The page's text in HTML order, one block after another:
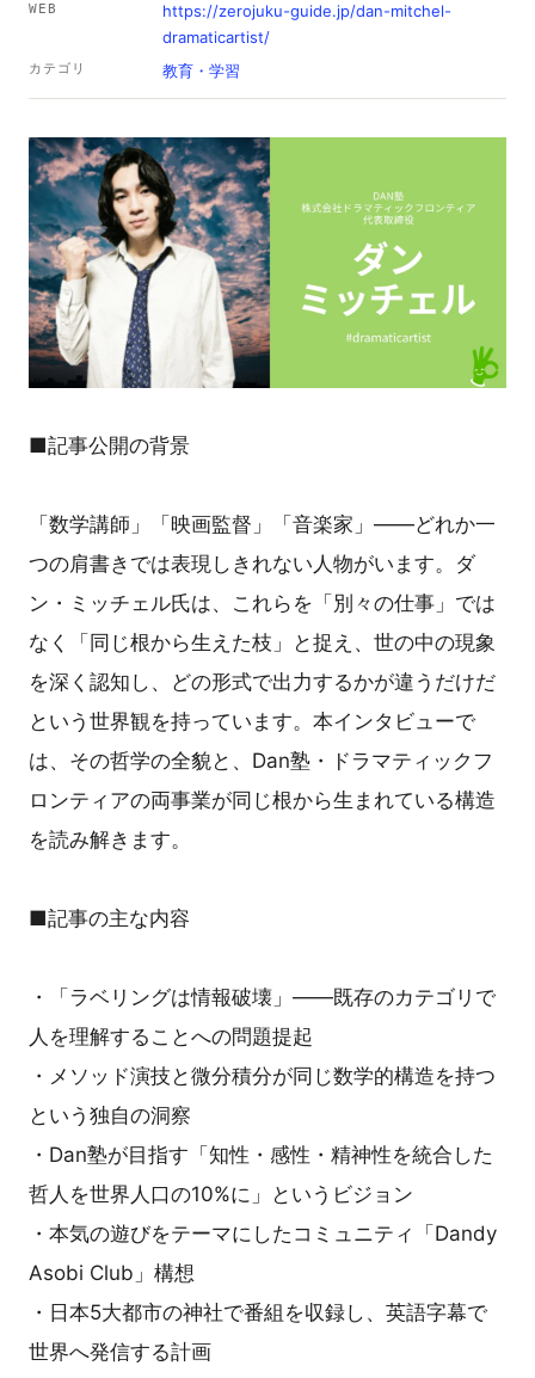
WEB
https://zerojuku-guide.jp/dan-mitchel-
dramaticartist/
カテゴリ 教育・学習
■記事公開の背景
「数学講師」「映画監督」「音楽家」――どれか一
つの肩書きでは表現しきれない人物がいます。ダ
ン・ミッチェル氏は、これらを「別々の仕事」では
なく「同じ根から生えた枝」と捉え、世の中の現象
を深く認知し、どの形式で出力するかが違うだけだ
という世界観を持っています。本インタビューで
は、その哲学の全貌と、Dan塾・ドラマティックフ
ロンティアの両事業が同じ根から生まれている構造
を読み解きます。
■記事の主な内容
・「ラベリングは情報破壊」――既存のカテゴリで
人を理解することへの問題提起
・メソッド演技と微分積分が同じ数学的構造を持つ
という独自の洞察
・Dan塾が目指す「知性・感性・精神性を統合した
哲人を世界人口の10%に」というビジョン
・本気の遊びをテーマにしたコミュニティ「Dandy
Asobi Club」構想
・日本5大都市の神社で番組を収録し、英語字幕で
世界へ発信する計画